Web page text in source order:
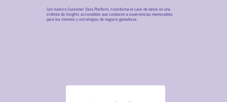
Con nuestro Customer Data Platform, transforma el caos de datos en una
sinfonía de insights accionables que conducen a experiencias memorables
para los clientes y estrategias de negocio ganadoras.